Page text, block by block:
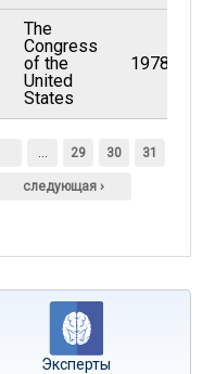
The
Congress
of the
United
States
1978
… 29 30 31
следующая ›
Эксперты